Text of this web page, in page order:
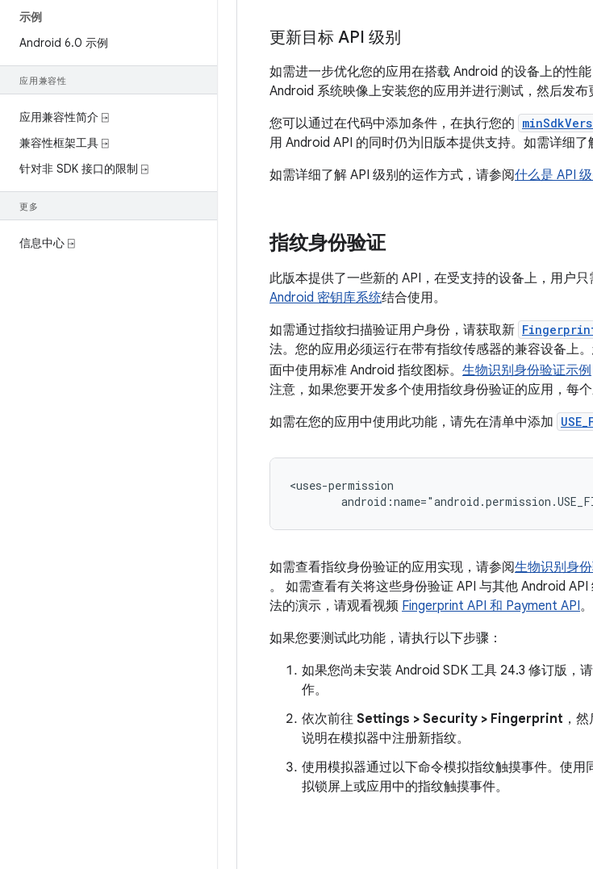
示例
Android 6.0 示例
应用兼容性
应用兼容性简介 ⍈
兼容性框架工具 ⍈
针对非 SDK 接口的限制 ⍈
更多
信息中心 ⍈
更新目标 API 级别
如需进一步优化您的应用在搭载 Android 的设备上的性
Android 系统映像上安装您的应用并进行测试，然后发布
您可以通过在代码中添加条件，在执行您的
用 Android API 的同时仍为旧版本提供支持。如需详细
如需详细了解 API 级别的运作方式，请参阅什么是 API
指纹身份验证
此版本提供了一些新的 API，在受支持的设备上，用户
Android 密钥库系统结合使用。
如需通过指纹扫描验证用户身份，请获取新
法。您的应用必须运行在带有指纹传感器的兼容设备上
面中使用标准 Android 指纹图标。 生物识别身份验证示例
注意，如果您要开发多个使用指纹身份验证的应用，每
如需在您的应用中使用此功能，请先在清单中添加
如需查看指纹身份验证的应用实现，请参阅生物识别身
。 如需查看有关将这些身份验证 API 与其他 Android API
法的演示，请观看视频 Fingerprint API 和 Payment API。
如果您要测试此功能，请执行以下步骤：
如果您尚未安装 Android SDK 工具 24.3 修订版，
作。
依次前往 Settings > Security > Fingerprint ，
说明在模拟器中注册新指纹。
使用模拟器通过以下命令模拟指纹触摸事件。使用
拟锁屏上或应用中的指纹触摸事件。